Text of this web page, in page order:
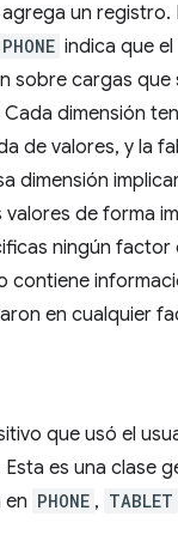
un registro.
PHONE indica que
sobre cargas que
dimensión
de valores, y la
dimensión
de forma
ningún factor
contiene
en cualquier
que usó el
es una clase
en PHONE , TABLET